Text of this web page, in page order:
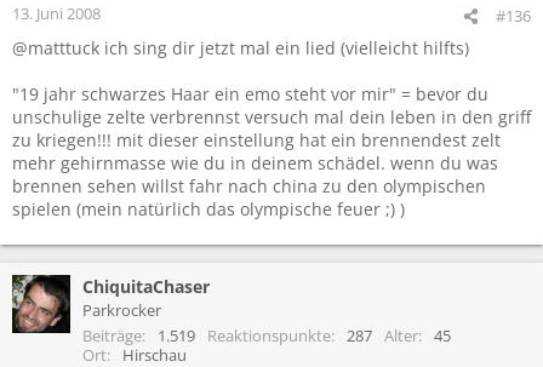
13. Juni 2008 #136
@matttuck ich sing dir jetzt mal ein lied (vielleicht hilfts)
"19 jahr schwarzes Haar ein emo steht vor mir" = bevor du
unschulige zelte verbrennst versuch mal dein leben in den griff
zu kriegen!!! mit dieser einstellung hat ein brennendest zelt
mehr gehirnmasse wie du in deinem schädel. wenn du was
brennen sehen willst fahr nach china zu den olympischen
spielen (mein natürlich das olympische feuer ;) )
ChiquitaChaser
Parkrocker
Beiträge
1.519 Reaktionspunkte 287 Alter
45
Ort
Hirschau